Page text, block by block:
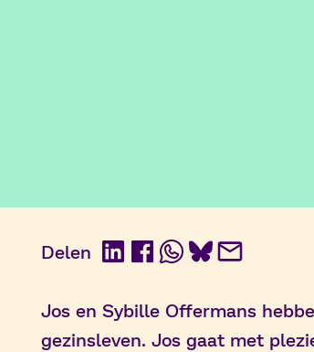
Delen
LinkedIn
Facebook
WhatsApp
BlueSky
E-
mail
Jos en Sybille Offermans
gezinsleven. Jos gaat met